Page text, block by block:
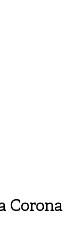
Corona